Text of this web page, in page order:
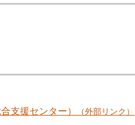
支援センター）
（外部リンク）